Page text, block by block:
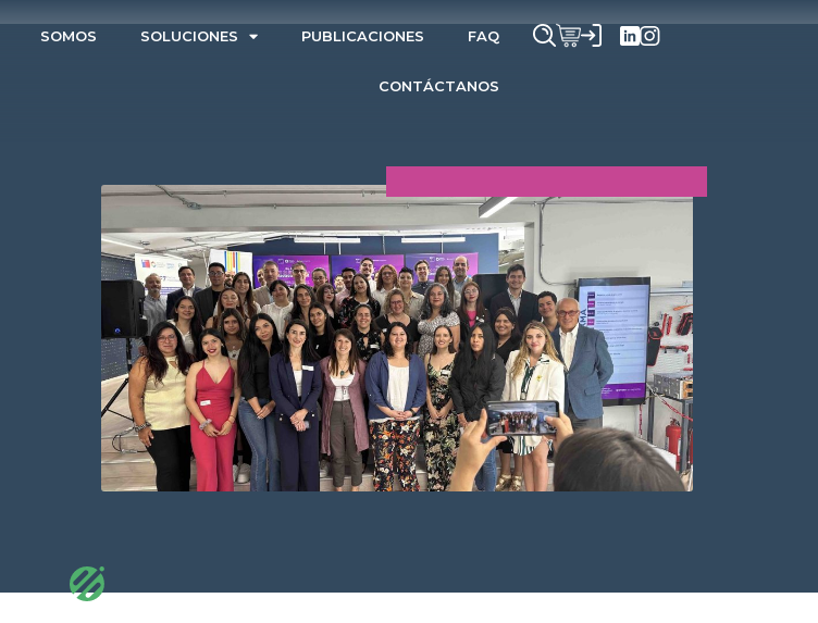
SOMOS SOLUCIONES PUBLICACIONES FAQ
CONTÁCTANOS